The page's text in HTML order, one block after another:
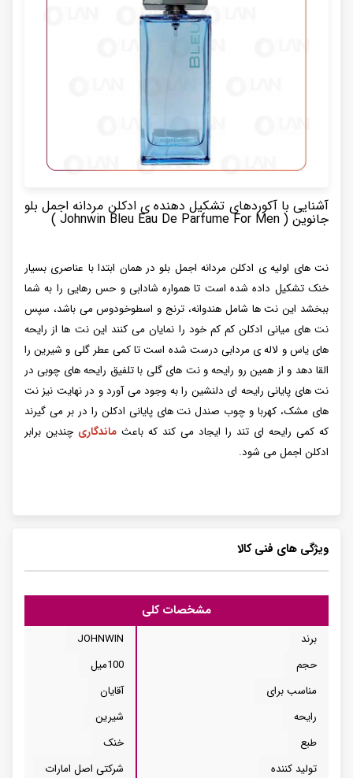
آشنایی با آکوردهای تشکیل دهنده ی ادکلن مردانه اجمل بلو
جانوین ( Johnwin Bleu Eau De Parfume For Men )
نت های اولیه ی ادکلن مردانه اجمل بلو در همان ابتدا با عناصری بسیار
خنک تشکیل داده شده است تا همواره شادابی و حس رهایی را به شما
ببخشد این نت ها شامل هندوانه، ترنج و اسطوخودوس می باشد، سپس
نت های میانی ادکلن کم کم خود را نمایان می کنند این نت ها از رایحه
های یاس و لاله ی مردابی درست شده است تا کمی عطر گلی و شیرین را
القا دهد و از همین رو رایحه و نت های گلی با تلفیق رایحه های چوبی در
نت های پایانی رایحه ای دلنشین را به وجود می آورد و در نهایت نیز نت
های مشک، کهربا و چوب صندل نت های پایانی ادکلن را در بر می گیرند
که کمی رایحه ای تند را ایجاد می کند که باعث ماندگاری چندین برابر
ادکلن اجمل می شود.
ویژگی های فنی کالا
مشخصات کلی
برند
JOHNWIN
حجم
100میل
مناسب برای
آقایان
رایحه
شیرین
طبع
خنک
تولید کننده
شرکتی اصل امارات